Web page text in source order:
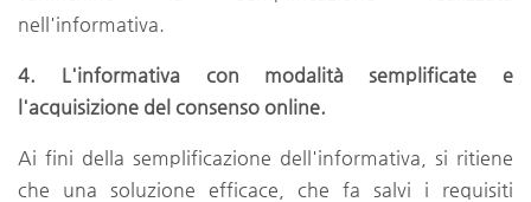
nell'informativa.
4. L'informativa con modalità semplificate e
l'acquisizione del consenso online.
Ai fini della semplificazione dell'informativa, si ritiene
che una soluzione efficace, che fa salvi i requisiti